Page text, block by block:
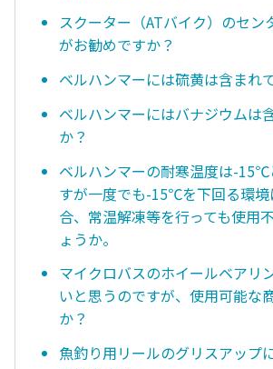
スクーター（ATバイク）のセン
がお勧めですか？
ベルハンマーには硫黄は含まれ
ベルハンマーにはバナジウムは
か？
ベルハンマーの耐寒温度は-15℃
すが一度でも-15℃を下回る環境
合、常温解凍等を行っても使用
ょうか。
マイクロバスのホイールベアリ
いと思うのですが、使用可能な
か？
魚釣り用リールのグリスアップ